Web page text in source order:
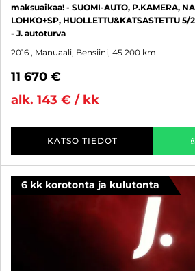
maksuaikaa! - SUOMI-AUTO, P.KAMERA,
LOHKO+SP, HUOLLETTU&KATSASTETTU 5/
- J. autoturva
2016 , Manuaali, Bensiini, 45 200 km
11 670 €
alk. 143 € / kk
KATSO TIEDOT
6 kk korotonta ja kulutonta